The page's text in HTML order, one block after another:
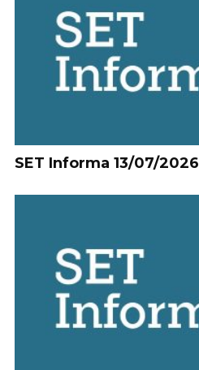
SET Informa 13/07/2026